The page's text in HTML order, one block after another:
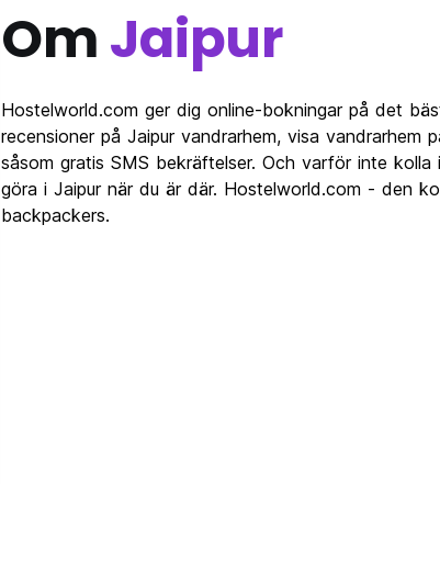
OmJaipur
Hostelworld.com ger dig online-bokningar på det
recensioner på Jaipur vandrarhem, visa
såsom gratis SMS bekräftelser. Och varför inte
göra i Jaipur när du är där. Hostelworld.com - den
backpackers.